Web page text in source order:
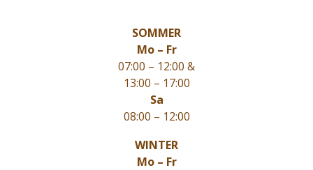
SOMMER
Mo – Fr
07:00 – 12:00 &
13:00 – 17:00
Sa
08:00 – 12:00
WINTER
Mo – Fr